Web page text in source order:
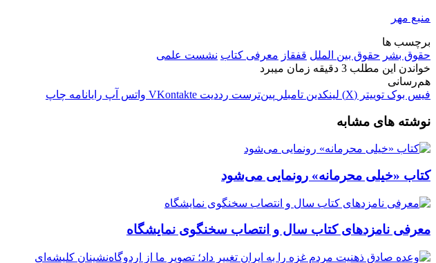
منبع مهر
برچسب ها
حقوق بشر حقوق بین الملل قفقاز معرفی کتاب نشست علمی
خواندن این مطلب 3 دقیقه زمان میبرد
هم‌رسانی
فیس بوک توییتر (X) لینکدین ‫تامبلر ‫پین‌ترست ‫رددیت ‫VKontakte واتس آپ رایانامه چاپ
نوشته های مشابه
کتاب «خیلی محرمانه» رونمایی می‌شود
معرفی نامزدهای کتاب سال و انتصاب سخنگوی نمایشگاه